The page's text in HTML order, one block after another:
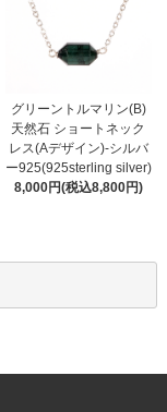
グリーントルマリン(B)
天然石 ショートネック
レス(Aデザイン)-シルバ
ー925(925sterling silver)
8,000円(税込8,800円)